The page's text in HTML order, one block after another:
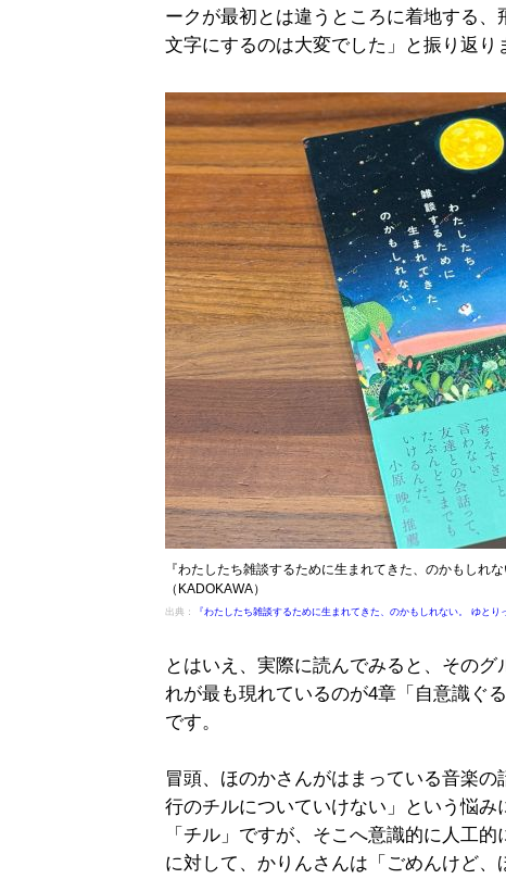
ークが最初とは違うところに着地する
文字にするのは大変でした」と振り返り
『わたしたち雑談するために生まれてきた、のかもしれ
（KADOKAWA）
出典： 『わたしたち雑談するために生まれてきた、のかもしれない。 ゆと
とはいえ、実際に読んでみると、その
れが最も現れているのが4章「自意識ぐ
です。
冒頭、ほのかさんがはまっている音楽
行のチルについていけない」という悩
「チル」ですが、そこへ意識的に人工
に対して、かりんさんは「ごめんけど